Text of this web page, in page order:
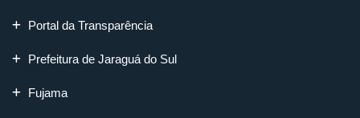
Portal da Transparência
Prefeitura de Jaraguá do Sul
Fujama